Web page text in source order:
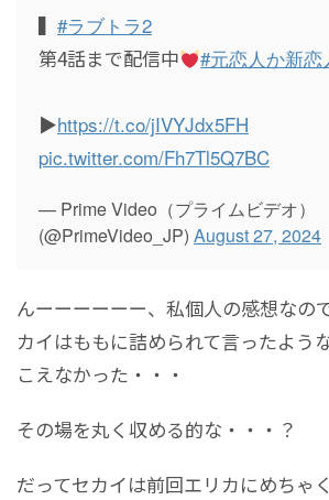
▍ #ラブトラ2
第4話まで配信中
#元恋人か新恋
▶︎https://t.co/jIVYJdx5FH
pic.twitter.com/Fh7Tl5Q7BC
— Prime Video（プライムビデオ）
(@PrimeVideo_JP) August 27, 2024
んーーーーーー、私個人の感想なの
カイはももに詰められて言ったよう
こえなかった・・・
その場を丸く収める的な・・・？
だってセカイは前回エリカにめちゃ